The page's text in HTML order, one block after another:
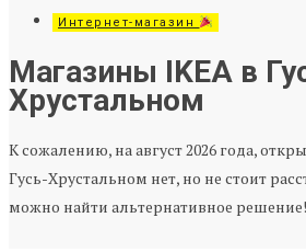
Интернет-магазин
Магазины IKEA в
Хрустальном
К сожалению, на август 2026 года,
Гусь-Хрустальном нет, но не стоит
можно найти альтернативное решение!